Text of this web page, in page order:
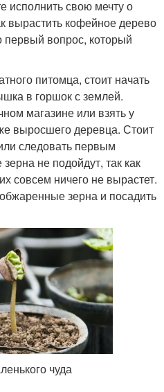
исполнить свою мечту о
вырастить кофейное дерево
первый вопрос, который
питомца, стоит начать
в горшок с землей.
магазине или взять у
выросшего деревца. Стоит
следовать первым
не подойдут, так как
совсем ничего не вырастет.
зерна и посадить
чуда